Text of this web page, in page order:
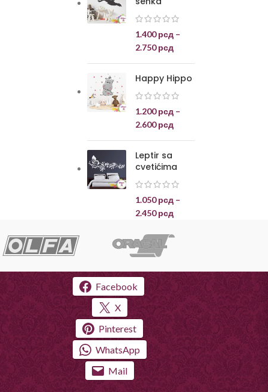
1.400рсд –
2.750рсд
Happy Hippo
1.200рсд –
2.600рсд
Leptir sa
cvetićima
1.050рсд –
2.450рсд
Facebook
X
Pinterest
WhatsApp
Mail